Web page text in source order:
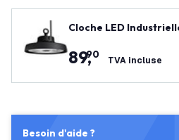
Cloche LED
se énergétique A -
- 4000K - IP65 -
89,
90 TVA incluse
Besoin d'aide ?